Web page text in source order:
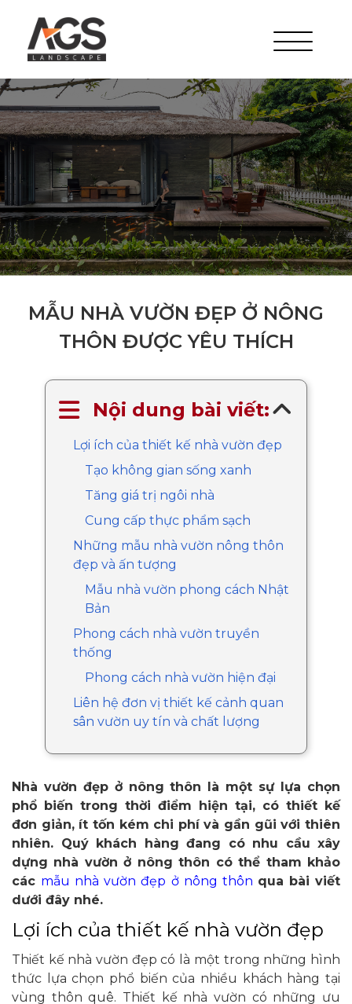
MẪU NHÀ VƯỜN ĐẸP Ở NÔNG
THÔN ĐƯỢC YÊU THÍCH
Nội dung bài viết:
Lợi ích của thiết kế nhà vườn đẹp
Tạo không gian sống xanh
Tăng giá trị ngôi nhà
Cung cấp thực phẩm sạch
Những mẫu nhà vườn nông thôn
đẹp và ấn tượng
Mẫu nhà vườn phong cách Nhật
Bản
Phong cách nhà vườn truyền
thống
Phong cách nhà vườn hiện đại
Liên hệ đơn vị thiết kế cảnh quan
sân vườn uy tín và chất lượng
Nhà vườn đẹp ở nông thôn là một sự lựa chọn
phổ biến trong thời điểm hiện tại, có thiết kế
đơn giản, ít tốn kém chi phí và gần gũi với thiên
nhiên. Quý khách hàng đang có nhu cầu xây
dựng nhà vườn ở nông thôn có thể tham khảo
các mẫu nhà vườn đẹp ở nông thôn qua bài viết
dưới đây nhé.
Lợi ích của thiết kế nhà vườn đẹp
Thiết kế nhà vườn đẹp có là một trong những hình
thức lựa chọn phổ biến của nhiều khách hàng tại
vùng thôn quê. Thiết kế nhà vườn có những ưu